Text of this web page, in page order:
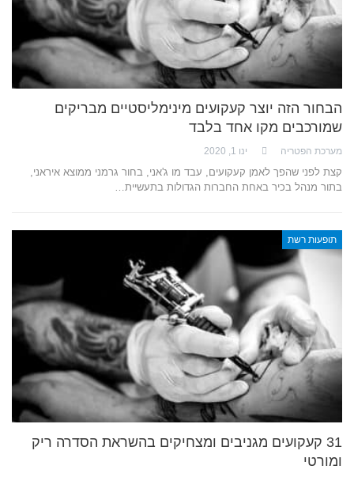
הבחור הזה יוצר קעקועים מינימליסטיים מבריקים
שמורכבים מקו אחד בלבד
מערכת הפטריה ינו 1, 2020
קצת לפני שהפך לאמן קעקועים, עבד מו ג'אני, בחור גרמני ממוצא איראני,
בתור מנהל בכיר באחת החברות הגדולות בתעשיית…
תופעות רשת
31 קעקועים מגניבים ומצחיקים בהשראת הסדרה ריק
ומורטי